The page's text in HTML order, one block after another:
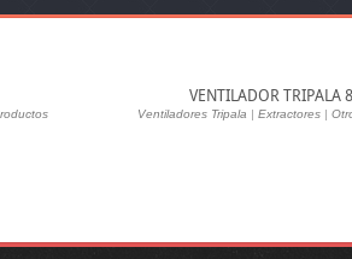
VENTILADOR TRIPALA
Ventiladores Tripala | Extractores |